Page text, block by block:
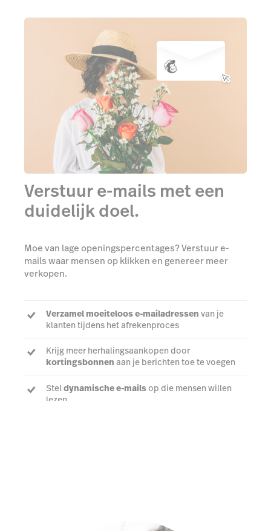
Verstuur e-mails met een
duidelijk doel.
Moe van lage openingspercentages? Verstuur e-
mails waar mensen op klikken en genereer meer
verkopen.
Verzamel moeiteloos e-mailadressen van je
klanten tijdens het afrekenproces
Krijg meer herhalingsaankopen door
kortingsbonnen aan je berichten toe te voegen
Steldynamische e-mailsop die mensen willen
lezen